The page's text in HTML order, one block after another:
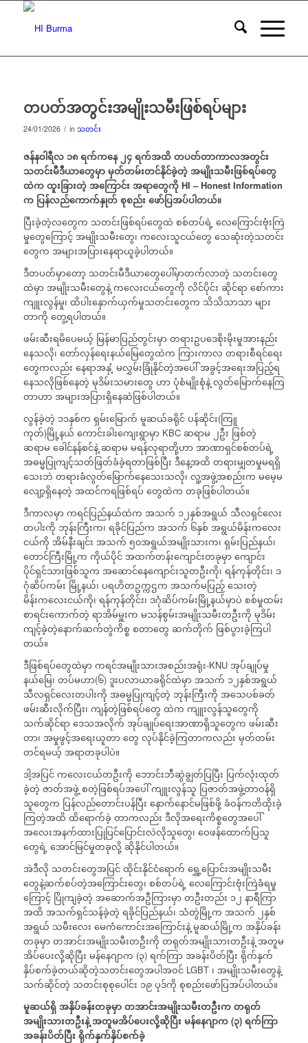
တပတ်အတွင်းအမျိုးသမီးဖြစ်ရပ်များ
24/01/2026 / in သတင်း
ဇန်နဝါရီလ ၁၈ ရက်ကနေ ၂၄ ရက်အထိ တပတ်တာကာလအတွင်း
သတင်းမီဒီယာတွေမှာ မှတ်တမ်းတင်နိုင်ခဲ့တဲ့ အမျိုးသမီးဖြစ်ရပ်တွေ
ထဲက ထူးခြားတဲ့ အကြောင်း အရာတွေကို HI – Honest Information
က ပြန်လည်ကောက်နှုတ် စုစည်း ဖော်ပြအပ်ပါတယ်။
ပြီးခဲ့တဲ့လတွေက သတင်းဖြစ်ရပ်တွေထဲ စစ်တပ်ရဲ့ လေကြောင်းဗုံးကြဲ
မှုတွေကြောင့် အမျိုးသမီးတွေ၊ ကလေးသူငယ်တွေ သေဆုံးတဲ့သတင်း
တွေက အများအပြားနေရာယူခဲ့ပါတယ်။
ဒီတပတ်မှာတော့ သတင်းမီဒီယာတွေ‌ပေါ်မှာတက်လာတဲ့ သတင်းတွေ
ထဲမှာ အမျိုးသမီးတွေနဲ့ ကလေးငယ်တွေကို လိင်ပိုင်း ဆိုင်ရာ စော်ကား
ကျူးလွန်မှု၊ ထိပါးနှောက်ယှက်မှုသတင်းတွေက သိသိသာသာ များ
တာကို တွေ့ရပါတယ်။
ဖမ်းဆီးရမိပေမယ့် မြန်မာပြည်တွင်းမှာ တရားဥပဒေစိုးမိုးမှုအားနည်း
နေသလို၊ တော်လှန်ရေးနယ်မြေတွေထဲက ကြားကာလ တရားစီရင်ရေး
တွေကလည်း နေရာအနှံ့ မလွှမ်းခြုံနိုင်တဲ့အပေါ် အခွင့်အရေးအပြည့်ရ
နေသလိုဖြစ်နေတဲ့ မုဒိမ်းသမားတွေ ဟာ ပုံစံမျိုးစုံနဲ့ လွတ်မြောက်နေကြ
တာဟာ အများအပြားရှိနေဆဲဖြစ်ပါတယ်။
လွန်ခဲ့တဲ့ ၁၁နှစ်က ရှမ်းမြောက် မူဆယ်ခရိုင် ပန်ဆိုင်း(ကြူ
ကုတ်)မြို့နယ် ကောင်းခါးကျေးရွာမှာ KBC ဆရာမ ၂ဦး ဖြစ်တဲ့
ဆရာမ ခေါင်နန်စင်နဲ့ ဆရာမ မရန်လုရာတို့ဟာ အာဏာရှင်စစ်တပ်ရဲ့
အဓမ္မပြုကျင့်သတ်ဖြတ်ခံခဲ့ရတာဖြစ်ပြီး ဒီနေ့အထိ တရားမျှတမှုမရရှိ
သေးဘဲ တရားခံလွတ်မြောက်နေသေးသလို၊ လူ့အဖွဲ့အစည်းက မမေ့မ
လျော့ရှိနေတဲ့ အထင်ကရဖြစ်ရပ် တွေထဲက တခုဖြစ်ပါတယ်။
ဒီကာလမှာ ကရင်ပြည်နယ်ထဲက အသက် ၁၂နှစ်အရွယ် သီလရှင်လေး
တပါးကို ဘုန်းကြီးက၊ ရခိုင်ပြည်က အသက် ၆နှစ် အရွယ်မိန်းကလေး
ငယ်ကို အိမ်နီးချင်း အသက် ၅၀အရွယ်အမျိုးသားက၊ ရှမ်းပြည်နယ်၊
တောင်ကြီးမြို့က ကိုယ်ပိုင် အထက်တန်းကျောင်းတခုမှာ ကျောင်း
ပိုင်ရှင်သားဖြစ်သူက အဆောင်နေကျောင်းသူတဦးကို၊ ရန်ကုန်တိုင်း၊ ဒ
ဂုံဆိပ်ကမ်း မြို့နယ်၊ ပရဟိတဥက္ကဌက အသက်မပြည့် သေးတဲ့
မိန်းကလေးငယ်ကို၊ ရန်ကုန်တိုင်း၊ ဒဂုံဆိပ်ကမ်းမြို့နယ်မှာပဲ စစ်မှုထမ်း
စာရင်းကောက်တဲ့ ရာအိမ်မှူးက မသန်စွမ်းအမျိုးသမီးတဦးကို မုဒိမ်း
ကျင့်ခဲ့တဲ့နောက်ဆက်တွဲကိစ္စ စတာတွေ ဆက်တိုက် ဖြစ်ပွားခဲ့ကြပါ
တယ်။
ဒီဖြစ်ရပ်တွေထဲမှာ ကရင်အမျိုးသားအစည်းအရုံး-KNU အုပ်ချုပ်မှု
နယ်မြေ၊ တပ်မဟာ(၆) ဒူးပလာယာခရိုင်ထဲမှာ အသက် ၁၂နှစ်အရွယ်
သီလရှင်လေးတပါးကို အဓမ္မပြုကျင့်တဲ့ ဘုန်းကြီးကို အသေပစ်ခတ်
ဖမ်းဆီးလိုက်ပြီး၊ ကျန်တဲ့ဖြစ်ရပ်တွေ ထဲက ကျူးလွန်သူတွေကို
သက်ဆိုင်ရာ ဒေသအလိုက် အုပ်ချုပ်ရေးအာဏာရှိသူတွေက ဖမ်းဆီး
တာ၊ အမှုဖွင့်အရေးယူတာ တွေ လုပ်နိုင်ခဲ့ကြတာကလည်း မှတ်တမ်း
တင်ရမယ့် အရာတခုပါပဲ။
ဒါ့အပြင် ကလေးငယ်တဦးကို ဘောင်းဘီဆွဲချွတ်ပြပြီး ပြက်လုံးထုတ်
ခဲ့တဲ့ ဇာတ်အဖွဲ့ စတဲ့ဖြစ်ရပ်အပေါ် ကျူးလွန်သူ ပြဇာတ်အဖွဲ့တာဝန်ရှိ
သူတွေက ပြန်လည်တောင်းပန်ပြီး နောက်နောင်မဖြစ်ဖို့ ခံဝန်ကတိထိုးခဲ့
ကြတဲ့အထိ ထိရောက်ခဲ့ တာကလည်း ဒီလိုအရေးကိစ္စတွေအပေါ်
အလေးအနက်ထားပြုပြင်ပြောင်းလဲလိုသူတွေ၊ ဝေဖန်ထောက်ပြသူ
တွေရဲ့ အောင်မြင်မှုတခုလို့ ဆိုနိုင်ပါတယ်။
အဲဒီလို သတင်းတွေအပြင် ထိုင်းနိုင်ငံရောက် ရွှေ့ပြောင်းအမျိုးသမီး
တွေနဲ့ဆက်စပ်တဲ့အကြောင်းတွေ၊ စစ်တပ်ရဲ့ လေကြောင်းဗုံးကြဲခံရမှု
ကြောင့် ပြိုကျခဲ့တဲ့ အဆောက်အဦကြားမှာ တဦးတည်း ၁၂ နာရီကြာ
အထိ အသက်ရှင်သန်ခဲ့တဲ့ ရခိုင်ပြည်နယ်၊ သံတွဲမြို့က အသက် ၂နှစ်
အရွယ် သမီးလေး မေကံကောင်းအကြောင်းနဲ့ မူဆယ်မြို့က အနှိပ်ခန်း
တခုမှာ တအာင်းအမျိုးသမီးတဦးကို တရုတ်အမျိုးသားတဦးနဲ့ အတူမ
အိပ်ပေးလို့ဆိုပြီး မန်နေဂျာက (၃) ရက်ကြာ အခန်းပိတ်ပြီး ရိုက်နှက်
နှိပ်စက်ခဲ့တယ်ဆိုတဲ့သတင်းတွေအပါအဝင် LGBT ၊ အမျိုးသမီးတွေနဲ့
သက်ဆိုင်တဲ့ သတင်းစုစုပေါင်း ၁၉ ပုဒ်ကို စုစည်းဖော်ပြအပ်ပါတယ်။
မူဆယ်ရှိ အနှိပ်ခန်းတခုမှာ တအာင်းအမျိုးသမီးတဦးက တရုတ်
အမျိုးသားတဦးနဲ့ အတူမအိပ်ပေးလို့ဆိုပြီး မန်နေဂျာက(၃) ရက်ကြာ
အခန်းပိတ်ပြီး ရိုက်နှက်နှိပ်စက်ခဲ့